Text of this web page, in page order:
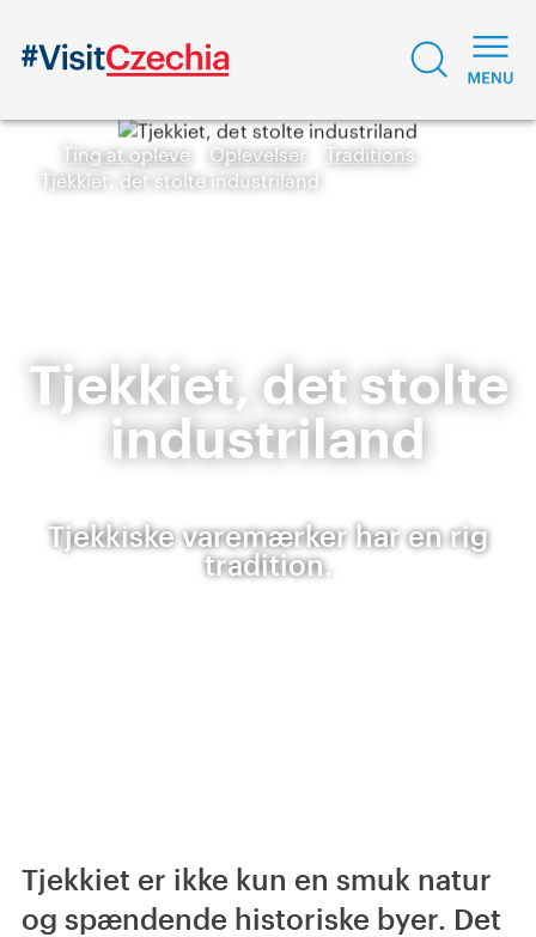
Ting at opleve Oplevelser
Traditions
Tjekkiet, det stolte industriland
Tjekkiet, det stolte
industriland
Tjekkiske varemærker har en rig
tradition.
Tjekkiet er ikke kun en smuk natur
og spændende historiske byer. Det